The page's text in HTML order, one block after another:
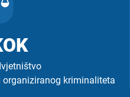
organiziranog kriminaliteta